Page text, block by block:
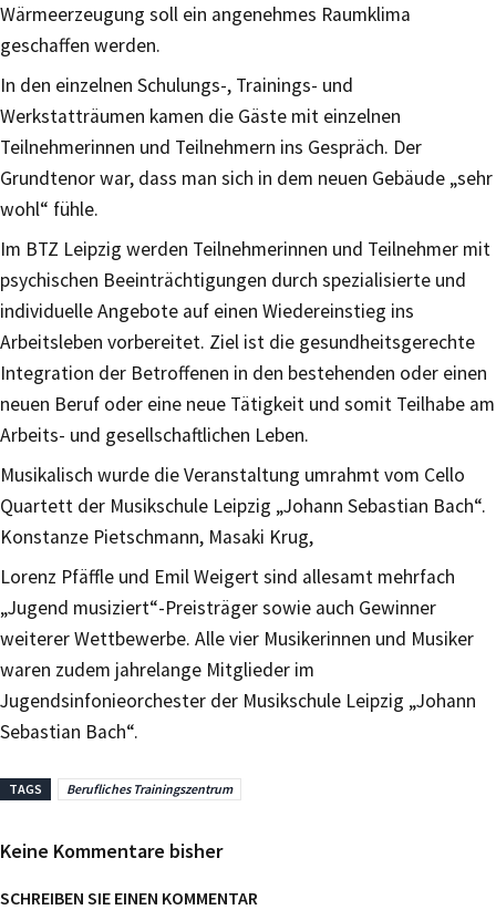
Wärmeerzeugung soll ein angenehmes Raumklima
geschaffen werden.
In den einzelnen Schulungs-, Trainings- und
Werkstatträumen kamen die Gäste mit einzelnen
Teilnehmerinnen und Teilnehmern ins Gespräch. Der
Grundtenor war, dass man sich in dem neuen Gebäude „sehr
wohl“ fühle.
Im BTZ Leipzig werden Teilnehmerinnen und Teilnehmer mit
psychischen Beeinträchtigungen durch spezialisierte und
individuelle Angebote auf einen Wiedereinstieg ins
Arbeitsleben vorbereitet. Ziel ist die gesundheitsgerechte
Integration der Betroffenen in den bestehenden oder einen
neuen Beruf oder eine neue Tätigkeit und somit Teilhabe am
Arbeits- und gesellschaftlichen Leben.
Musikalisch wurde die Veranstaltung umrahmt vom Cello
Quartett der Musikschule Leipzig „Johann Sebastian Bach“.
Konstanze Pietschmann, Masaki Krug,
Lorenz Pfäffle und Emil Weigert sind allesamt mehrfach
„Jugend musiziert“-Preisträger sowie auch Gewinner
weiterer Wettbewerbe. Alle vier Musikerinnen und Musiker
waren zudem jahrelange Mitglieder im
Jugendsinfonieorchester der Musikschule Leipzig „Johann
Sebastian Bach“.
TAGS Berufliches Trainingszentrum
Keine Kommentare bisher
SCHREIBEN SIE EINEN KOMMENTAR